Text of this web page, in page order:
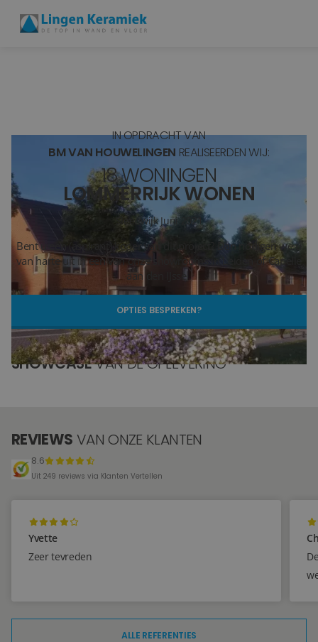
MEER PRODUCTEN
SHOWROOM BEZOEKEN
Stijlstudio's
Projecten
Blog
Tegelviewer
Reviews
IN OPDRACHT VAN
BM VAN HOUWELINGEN REALISEERDEN WIJ:
18 WONINGEN
LOMMERRIJK WONEN
Sleeuwijk Juni 2021
Bent u een (aspirant) koper van dit project? Dan nodigen we u
van harte uit in een van onze showrooms in Leiden of Capelle
aan den IJssel.
OPTIES BESPREKEN?
SHOWCASEVAN DE OPLEVERING
REVIEWS VAN ONZE KLANTEN
8.6
Uit 249 reviews via Klanten Vertellen
Yvette
Zeer tevreden
ALLE REFERENTIES